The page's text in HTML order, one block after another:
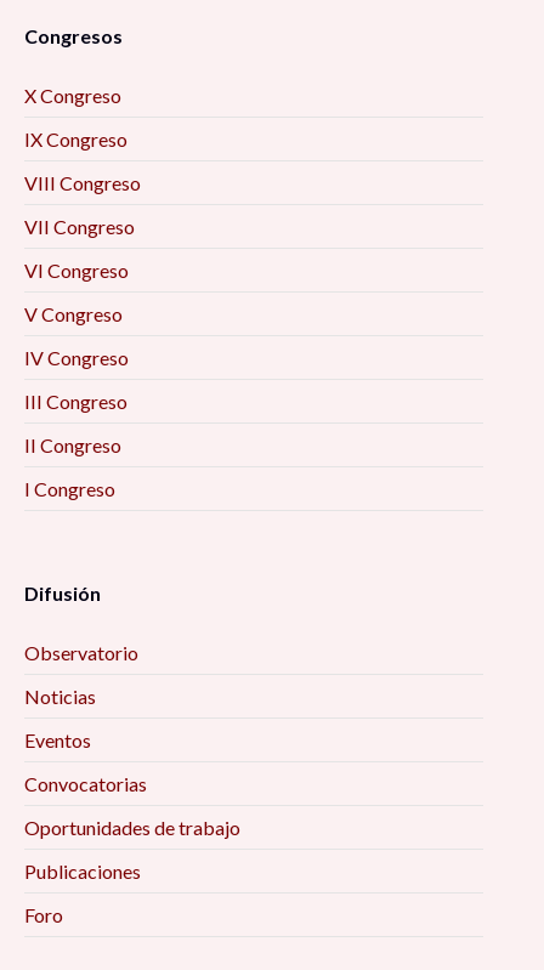
Congresos
X Congreso
IX Congreso
VIII Congreso
VII Congreso
VI Congreso
V Congreso
IV Congreso
III Congreso
II Congreso
I Congreso
Difusión
Observatorio
Noticias
Eventos
Convocatorias
Oportunidades de trabajo
Publicaciones
Foro